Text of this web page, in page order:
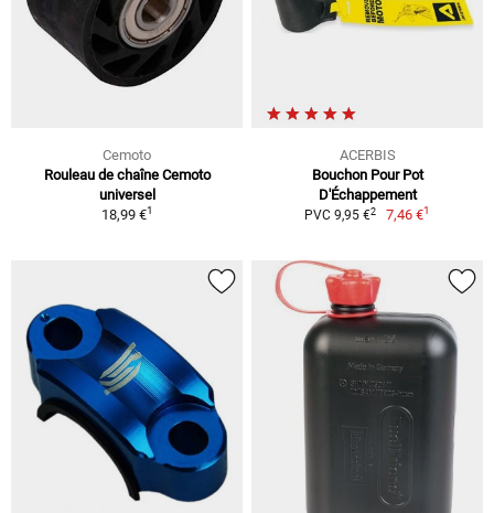
Cemoto
Rouleau de chaîne Cemoto
universel
18,99 €1
ACERBIS
Bouchon Pour Pot
D'Échappement
PVC 9,95 €2 7,46 €1